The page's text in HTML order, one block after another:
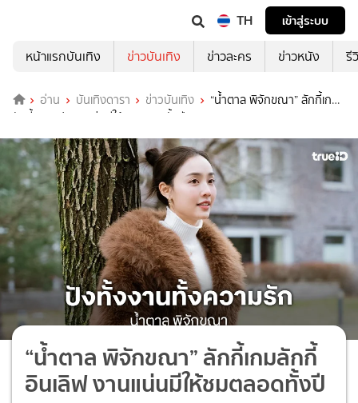
TH
เข้าสู่ระบบ
หน้าแรกบันเทิง
ข่าวบันเทิง ข่าวละคร ข่าวหนัง รี
อ่าน บันเทิงดารา ข่าวบันเทิง
“น้ำตาล พิจักขณา” ลักกี้เกม
ลักกี้อินเลิฟ งานแน่นมีให้ชมตลอดทั้งปี
“น้ำตาล พิจักขณา” ลักกี้เกมลักกี้
อินเลิฟ งานแน่นมีให้ชมตลอดทั้งปี